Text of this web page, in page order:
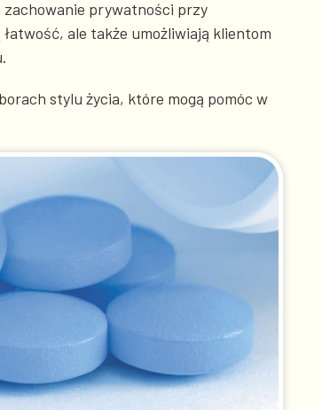
zachowanie prywatności przy
ale także umożliwiają klientom
stylu życia, które mogą pomóc w